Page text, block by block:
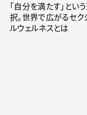
「自分を満たす」とい
択。世界で広がるセク
ルウェルネスとは